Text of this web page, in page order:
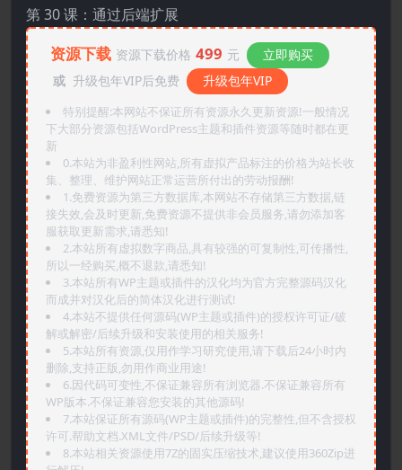
第 30 课：通过后端扩展
资源下载 资源下载价格 499 元
立即购买
或 升级包年VIP后免费 升级包年VIP
特别提醒:本网站不保证所有资源永久更新资源!一般情况
下大部分资源包括WordPress主题和插件资源等随时都在更
新
0.本站为非盈利性网站,所有虚拟产品标注的价格为站长收
集、整理、维护网站正常运营所付出的劳动报酬!
1.免费资源为第三方数据库,本网站不存储第三方数据,链
接失效,会及时更新,免费资源不提供非会员服务,请勿添加客
服获取更新需求,请悉知!
2.本站所有虚拟数字商品,具有较强的可复制性,可传播性,
所以一经购买,概不退款,请悉知!
3.本站所有WP主题或插件的汉化均为官方完整源码汉化
而成并对汉化后的简体汉化进行测试!
4.本站不提供任何源码(WP主题或插件)的授权许可证/破
解或解密/后续升级和安装使用的相关服务!
5.本站所有资源,仅用作学习研究使用,请下载后24小时内
删除,支持正版,勿用作商业用途!
6.因代码可变性,不保证兼容所有浏览器.不保证兼容所有
WP版本.不保证兼容您安装的其他源码!
7.本站保证所有源码(WP主题或插件)的完整性,但不含授权
许可.帮助文档.XML文件/PSD/后续升级等!
8.本站相关资源使用7Z的固实压缩技术,建议使用360Zip进